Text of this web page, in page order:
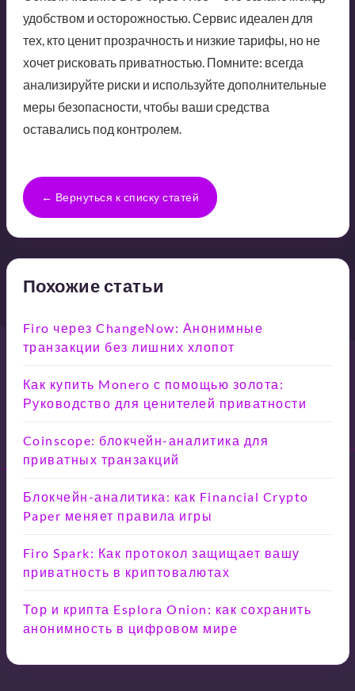
удобством и осторожностью. Сервис идеален для
тех, кто ценит прозрачность и низкие тарифы, но не
хочет рисковать приватностью. Помните: всегда
анализируйте риски и используйте дополнительные
меры безопасности, чтобы ваши средства
оставались под контролем.
← Вернуться к списку статей
Похожие статьи
Firo через ChangeNow: Анонимные
транзакции без лишних хлопот
Как купить Monero с помощью золота:
Руководство для ценителей приватности
Coinscope: блокчейн-аналитика для
приватных транзакций
Блокчейн-аналитика: как Financial Crypto
Paper меняет правила игры
Firo Spark: Как протокол защищает вашу
приватность в криптовалютах
Тор и крипта Esplora Onion: как сохранить
анонимность в цифровом мире